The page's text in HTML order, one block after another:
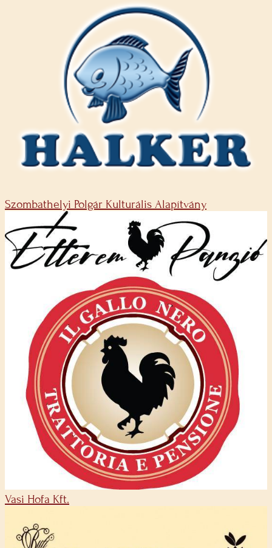
Szombathelyi Polgár Kulturális Alapítvány
Vasi Hofa Kft.